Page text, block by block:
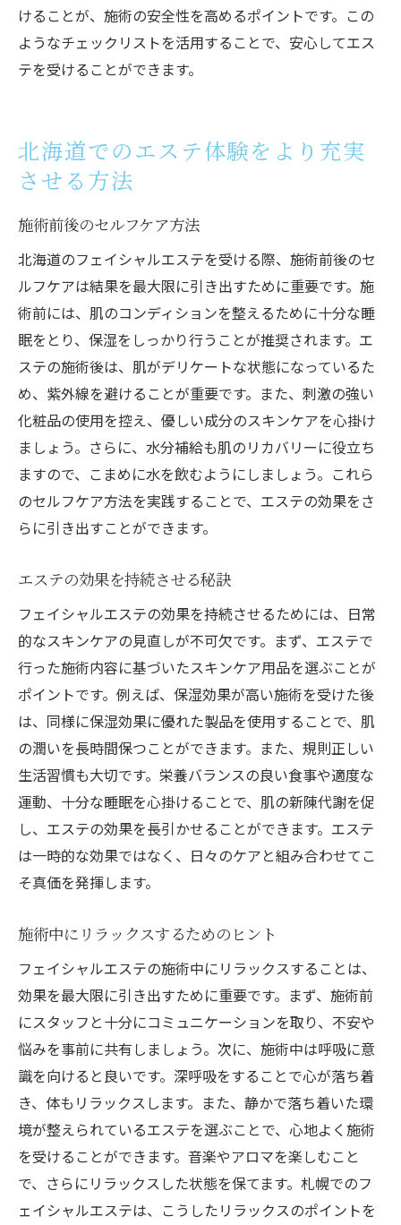
けることが、施術の安全性を高めるポイントです。この
ようなチェックリストを活用することで、安心してエス
テを受けることができます。
北海道でのエステ体験をより充実
させる方法
施術前後のセルフケア方法
北海道のフェイシャルエステを受ける際、施術前後のセ
ルフケアは結果を最大限に引き出すために重要です。施
術前には、肌のコンディションを整えるために十分な睡
眠をとり、保湿をしっかり行うことが推奨されます。エ
ステの施術後は、肌がデリケートな状態になっているた
め、紫外線を避けることが重要です。また、刺激の強い
化粧品の使用を控え、優しい成分のスキンケアを心掛け
ましょう。さらに、水分補給も肌のリカバリーに役立ち
ますので、こまめに水を飲むようにしましょう。これら
のセルフケア方法を実践することで、エステの効果をさ
らに引き出すことができます。
エステの効果を持続させる秘訣
フェイシャルエステの効果を持続させるためには、日常
的なスキンケアの見直しが不可欠です。まず、エステで
行った施術内容に基づいたスキンケア用品を選ぶことが
ポイントです。例えば、保湿効果が高い施術を受けた後
は、同様に保湿効果に優れた製品を使用することで、肌
の潤いを長時間保つことができます。また、規則正しい
生活習慣も大切です。栄養バランスの良い食事や適度な
運動、十分な睡眠を心掛けることで、肌の新陳代謝を促
し、エステの効果を長引かせることができます。エステ
は一時的な効果ではなく、日々のケアと組み合わせてこ
そ真価を発揮します。
施術中にリラックスするためのヒント
フェイシャルエステの施術中にリラックスすることは、
効果を最大限に引き出すために重要です。まず、施術前
にスタッフと十分にコミュニケーションを取り、不安や
悩みを事前に共有しましょう。次に、施術中は呼吸に意
識を向けると良いです。深呼吸をすることで心が落ち着
き、体もリラックスします。また、静かで落ち着いた環
境が整えられているエステを選ぶことで、心地よく施術
を受けることができます。音楽やアロマを楽しむこと
で、さらにリラックスした状態を保てます。札幌でのフ
ェイシャルエステは、こうしたリラックスのポイントを